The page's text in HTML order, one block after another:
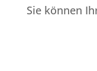
Sie können